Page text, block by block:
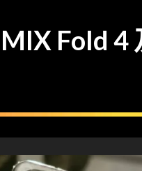
MIX Fold